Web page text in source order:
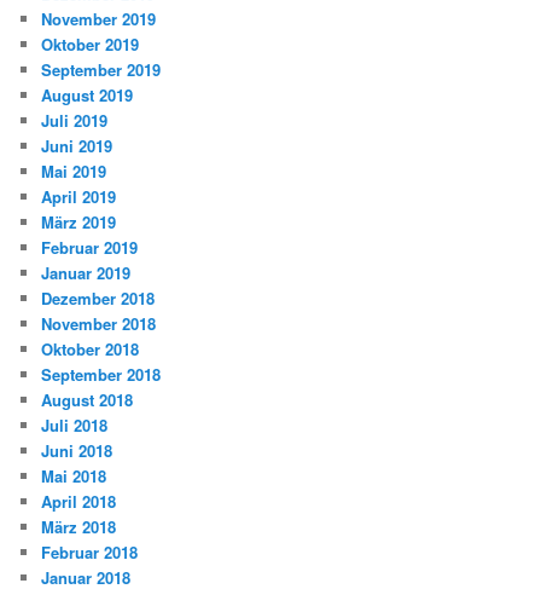
November 2019
Oktober 2019
September 2019
August 2019
Juli 2019
Juni 2019
Mai 2019
April 2019
März 2019
Februar 2019
Januar 2019
Dezember 2018
November 2018
Oktober 2018
September 2018
August 2018
Juli 2018
Juni 2018
Mai 2018
April 2018
März 2018
Februar 2018
Januar 2018